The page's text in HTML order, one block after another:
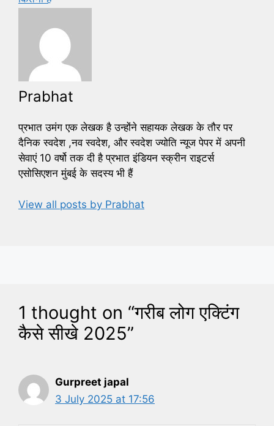
Prabhat
प्रभात उमंग एक लेखक है उन्होंने सहायक लेखक के तौर पर
दैनिक स्वदेश ,नव स्वदेश, और स्वदेश ज्योति न्यूज पेपर में अपनी
सेवाएं 10 वर्षो तक दी है प्रभात इंडियन स्क्रीन राइटर्स
एसोसिएशन मुंबई के सदस्य भी हैं
View all posts by Prabhat
1 thought on “गरीब लोग एक्टिंग
कैसे सीखे 2025”
Gurpreet japal
3 July 2025 at 17:56